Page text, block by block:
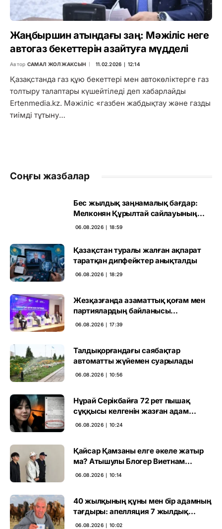
Жаңбыршин атындағы заң: Мәжіліс неге
автогаз бекеттерін азайтуға мүдделі
Автор САМАЛ ЖОЛЖАКСЫН 11.02.2026 ∣ 12:14
Қазақстанда газ құю бекеттері мен автокөліктерге газ
толтыру талаптары күшейтіледі деп хабарлайды
Ertenmedia.kz. Мәжіліс «газбен жабдықтау және газды
тиімді тұтыну…
Соңғы жазбалар
Бес жылдық заңнамалық бағдар:
Мелконян Құрылтай сайлауының
маңызын бағалады
06.08.2026 ∣ 18:59
Қазақстан туралы жалған ақпарат
таратқан дипфейктер анықталды
06.08.2026 ∣ 18:29
Жезқазғанда азаматтық қоғам мен
партиялардың байланысы
талқыланды
06.08.2026 ∣ 17:39
Талдықорғандағы саябақтар
автоматты жүйемен суарылады
06.08.2026 ∣ 10:56
Нұрай Серікбайға 72 рет пышақ
сұққысы келгенін жазған адам
ұсталды
06.08.2026 ∣ 10:24
Қайсар Қамзаны елге әкеле жатыр
ма? Атышулы Блогер Виетнам
әуежайында көзге түсті
06.08.2026 ∣ 10:14
40 жылқының құны мен бір адамның
тағдыры: апелляция 7 жылдық
үкімді бұзды
06.08.2026 ∣ 10:02